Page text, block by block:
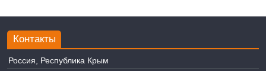
Контакты
Россия, Республика Крым